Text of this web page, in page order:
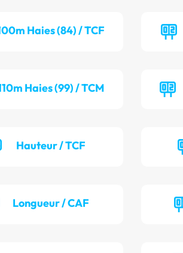
Haies (84) / TCF
Haies (99) / TCM
Hauteur / TCF
Longueur / CAF